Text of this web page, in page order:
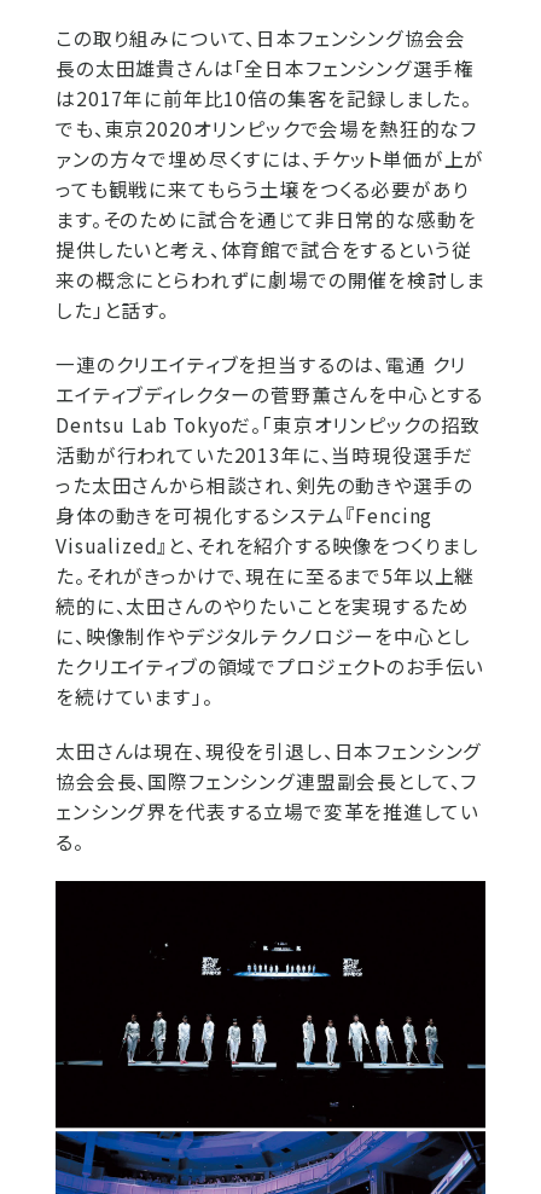
この取り組みについて、日本フェンシング協会会
長の太田雄貴さんは「全日本フェンシング選手権
は2017年に前年比10倍の集客を記録しました。
でも、東京2020オリンピックで会場を熱狂的なフ
ァンの方々で埋め尽くすには、チケット単価が上が
っても観戦に来てもらう土壌をつくる必要があり
ます。そのために試合を通じて非日常的な感動を
提供したいと考え、体育館で試合をするという従
来の概念にとらわれずに劇場での開催を検討しま
した」と話す。
一連のクリエイティブを担当するのは、電通 クリ
エイティブディレクターの菅野薫さんを中心とする
Dentsu Lab Tokyoだ。「東京オリンピックの招致
活動が行われていた2013年に、当時現役選手だ
った太田さんから相談され、剣先の動きや選手の
身体の動きを可視化するシステム『Fencing
Visualized』と、それを紹介する映像をつくりまし
た。それがきっかけで、現在に至るまで5年以上継
続的に、太田さんのやりたいことを実現するため
に、映像制作やデジタルテクノロジーを中心とし
たクリエイティブの領域でプロジェクトのお手伝い
を続けています」。
太田さんは現在、現役を引退し、日本フェンシング
協会会長、国際フェンシング連盟副会長として、フ
ェンシング界を代表する立場で変革を推進してい
る。